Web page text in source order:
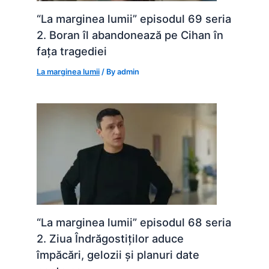
“La marginea lumii” episodul 69 seria
2. Boran îl abandonează pe Cihan în
fața tragediei
La marginea lumii / Byadmin
“La marginea lumii” episodul 68 seria
2. Ziua Îndrăgostiților aduce
împăcări, gelozii și planuri date